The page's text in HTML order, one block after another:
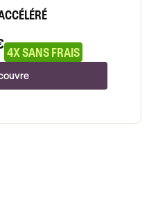
4X SANS FRAIS